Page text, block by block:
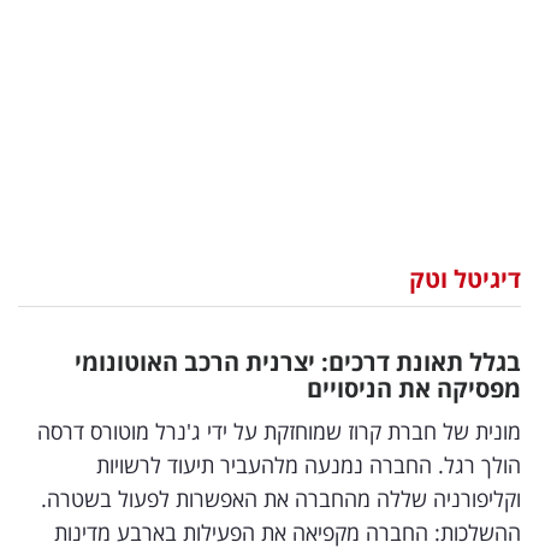
וצרכנות
דיגיטל
וטק
שיווק
ופרסום
דיגיטל וטק
בגלל תאונת דרכים: יצרנית הרכב האוטונומי
מפסיקה את הניסויים
מונית של חברת קרוז שמוחזקת על ידי ג'נרל מוטורס דרסה
הולך רגל. החברה נמנעה מלהעביר תיעוד לרשויות
וקליפורניה שללה מהחברה את האפשרות לפעול בשטרה.
ההשלכות: החברה מקפיאה את הפעילות בארבע מדינות